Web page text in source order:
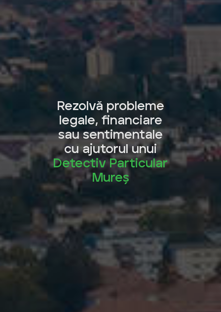
Rezolvă probleme
legale, financiare
sau sentimentale
cu ajutorul unui
Detectiv Particular
Mureș